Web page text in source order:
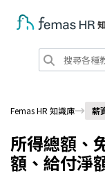
Femas HR 知識庫 薪
所得總額、
額、給付淨